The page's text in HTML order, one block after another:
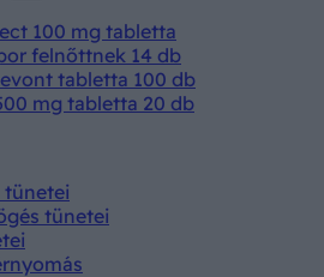
100 mg tabletta
felnőttnek 14 db
tabletta 100 db
mg tabletta 20 db
tünetei
tünetei